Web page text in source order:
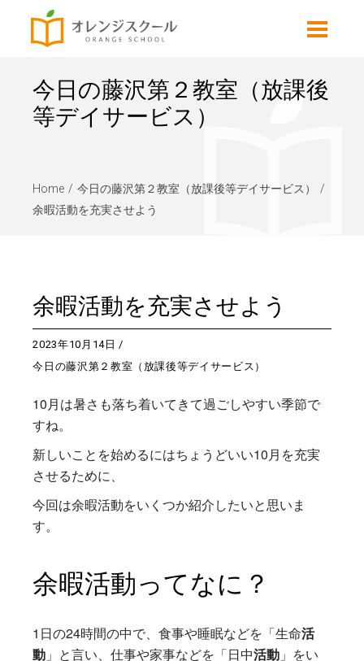
今日の藤沢第２教室（放課後
等デイサービス）
Home
今日の藤沢第２教室（放課後等デイサービス）
余暇活動を充実させよう
余暇活動を充実させよう
2023年10月14日
今日の藤沢第２教室（放課後等デイサービス）
10月は暑さも落ち着いてきて過ごしやすい季節で
すね。
新しいことを始めるにはちょうどいい10月を充実
させるために、
今回は余暇活動をいくつか紹介したいと思いま
す。
余暇活動ってなに？
1日の24時間の中で、食事や睡眠などを「生命活
動 」と言い、仕事や家事などを「日中活動 」をい